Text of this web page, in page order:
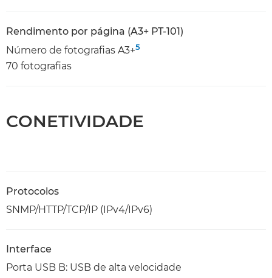
Rendimento por página (A3+ PT-101)
Número de fotografias A3+5
70 fotografias
CONETIVIDADE
Protocolos
SNMP/HTTP/TCP/IP (IPv4/IPv6)
Interface
Porta USB B: USB de alta velocidade